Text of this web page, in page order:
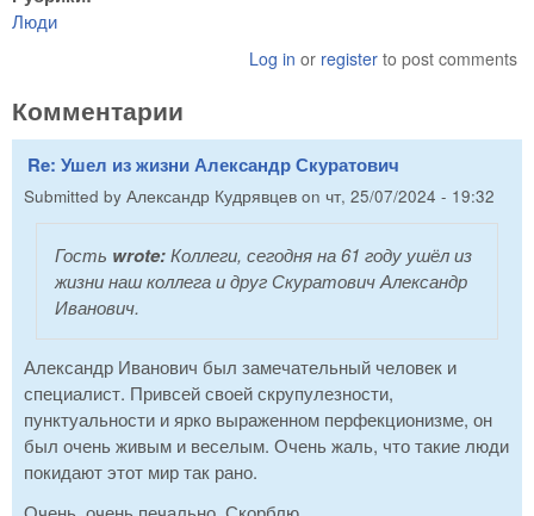
Люди
Log in or register to post comments
Комментарии
Re: Ушел из жизни Александр Скуратович
Submitted by Александр Кудрявцев on чт, 25/07/2024 - 19:32
Гость wrote:Коллеги, сегодня на 61 году ушёл из
жизни наш коллега и друг Скуратович Александр
Иванович.
Александр Иванович был замечательный человек и
специалист. Привсей своей скрупулезности,
пунктуальности и ярко выраженном перфекционизме, он
был очень живым и веселым. Очень жаль, что такие люди
покидают этот мир так рано.